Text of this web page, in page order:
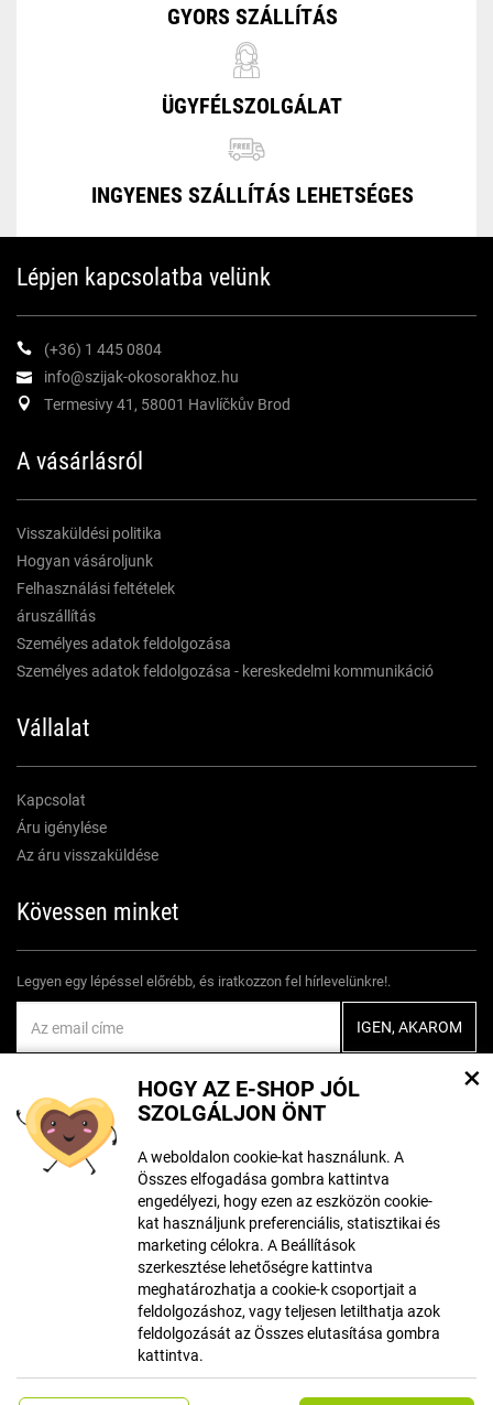
HOGY AZ E-SHOP JÓL
SZOLGÁLJON ÖNT
A weboldalon cookie-kat használunk. A
Összes elfogadása gombra kattintva
engedélyezi, hogy ezen az eszközön cookie-
kat használjunk preferenciális, statisztikai és
marketing célokra. A Beállítások
szerkesztése lehetőségre kattintva
meghatározhatja a cookie-k csoportjait a
feldolgozáshoz, vagy teljesen letilthatja azok
feldolgozását az Összes elutasítása gombra
kattintva.
×
GYORS SZÁLLÍTÁS
ÜGYFÉLSZOLGÁLAT
INGYENES SZÁLLÍTÁS LEHETSÉGES
Lépjen kapcsolatba velünk
(+36) 1 445 0804
info@szijak-okosorakhoz.hu
Termesivy 41, 58001 Havlíčkův Brod
A vásárlásról
Visszaküldési politika
Hogyan vásároljunk
Felhasználási feltételek
áruszállítás
Személyes adatok feldolgozása
Személyes adatok feldolgozása - kereskedelmi kommunikáció
Vállalat
Kapcsolat
Áru igénylése
Az áru visszaküldése
Kövessen minket
Legyen egy lépéssel előrébb, és iratkozzon fel hírlevelünkre!.
A tartalom létrehozásakor mesterséges intelligencia eszközöket
használhattak. További információitt található.
© Szerzői jog ECLIPSERA s.r.o.
Minden jog fentartva
Klasszikus verzió megjelenítése